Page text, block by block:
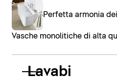
Perfetta armonia
Vasche monolitiche di alta
Lavabi